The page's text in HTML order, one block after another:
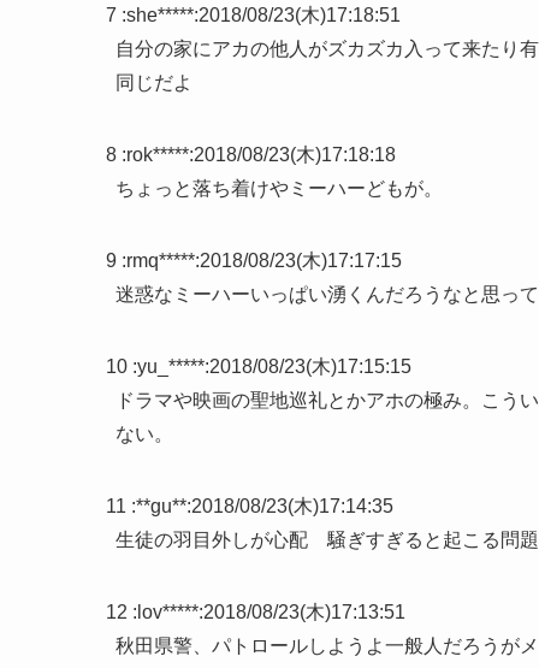
7 :she*****:2018/08/23(木)17:18:51
自分の家にアカの他人がズカズカ入って来たり
同じだよ
8 :rok*****:2018/08/23(木)17:18:18
ちょっと落ち着けやミーハーどもが。
9 :rmq*****:2018/08/23(木)17:17:15
迷惑なミーハーいっぱい湧くんだろうなと思っ
10 :yu_*****:2018/08/23(木)17:15:15
ドラマや映画の聖地巡礼とかアホの極み。こう
ない。
11 :**gu**:2018/08/23(木)17:14:35
生徒の羽目外しが心配 騒ぎすぎると起こる問
12 : lov*****:2018/08/23(木)17:13:51
秋田県警、パトロールしようよ一般人だろうが